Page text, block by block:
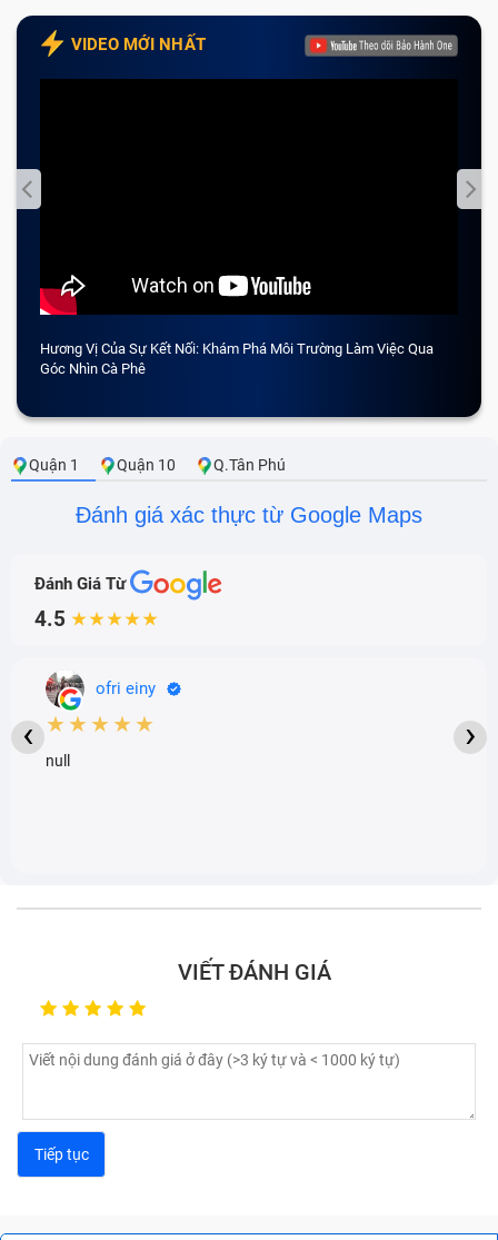
VIDEO MỚI NHẤT
Hương Vị Của Sự Kết Nối: Khám Phá Môi Trường Làm Việc Qua
Góc Nhìn Cà Phê
Quận 1 Quận 10 Q.Tân Phú
Đánh giá xác thực từ Google Maps
Đánh Giá Từ
4.5 ★★★★★
ofri einy
★★★★★
null
‹ ›
VIẾT ĐÁNH GIÁ